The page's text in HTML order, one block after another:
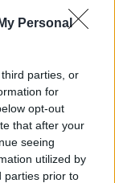
Personal
parties, or
for
opt-out
that after your
seeing
utilized by
parties prior to